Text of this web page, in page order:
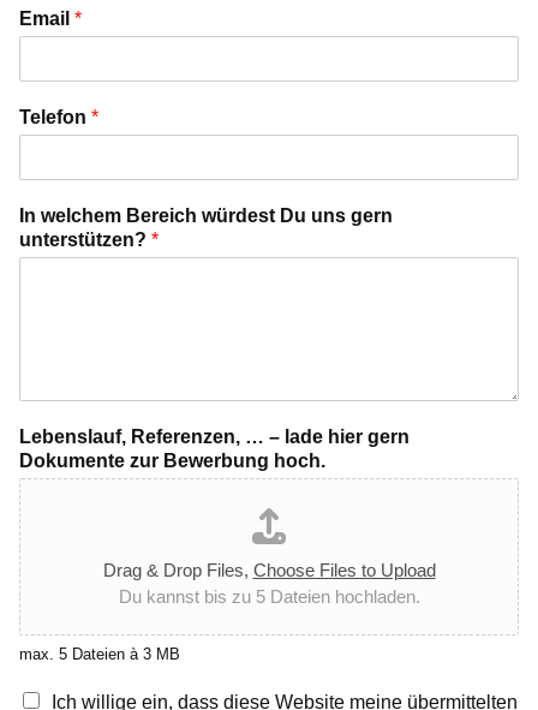
o
r
m
e
a
Email *
Telefon *
In welchem Bereich würdest Du uns gern
unterstützen? *
l
a
d
e
B
e
w
e
r
b
u
n
Lebenslauf, Referenzen, … – lade hier gern
Dokumente zur Bewerbung hoch.
Drag & Drop Files, Choose Files to Upload
Du kannst bis zu 5 Dateien hochladen.
max. 5 Dateien à 3 MB
D
Ich willige ein, dass diese Website meine übermittelten